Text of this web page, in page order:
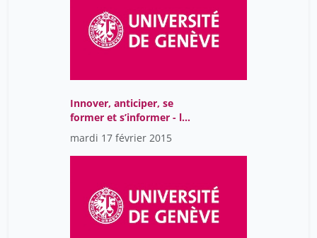
Innover, anticiper, se
former et s’informer - la
veille professionnelle
aujourd’hui
mardi 17 février 2015